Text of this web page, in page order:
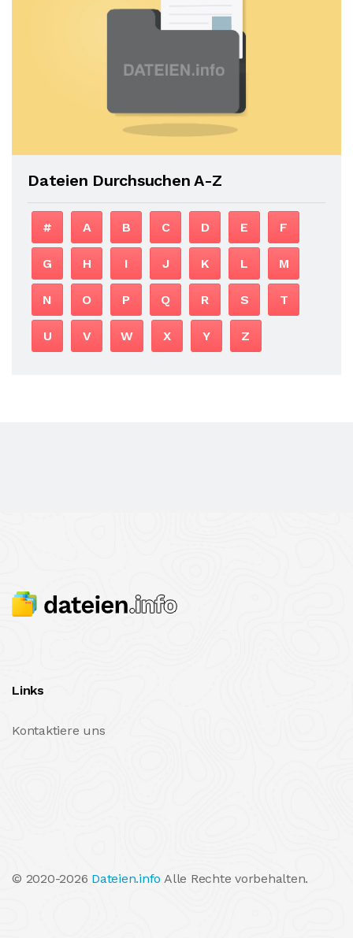
Dateien Durchsuchen A-Z
# A B C D E F
G H I J K L M
N O P Q R S T
U V W X Y Z
Links
Kontaktiere uns
© 2020-2026 Dateien.info Alle Rechte vorbehalten.